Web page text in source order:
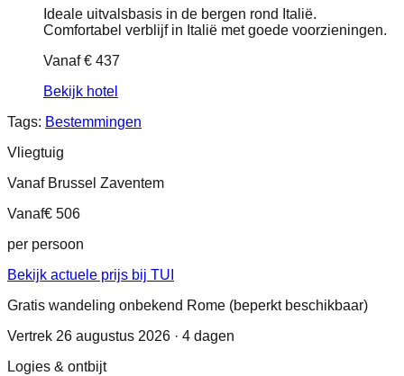
Ideale uitvalsbasis in de bergen rond Italië.
Comfortabel verblijf in Italië met goede voorzieningen.
Vanaf€ 437
Bekijk hotel
Tags: Bestemmingen
Vliegtuig
Vanaf Brussel Zaventem
Vanaf€ 506
per persoon
Bekijk actuele prijs bij TUI
Gratis wandeling onbekend Rome (beperkt beschikbaar)
Vertrek 26 augustus 2026 · 4 dagen
Logies & ontbijt